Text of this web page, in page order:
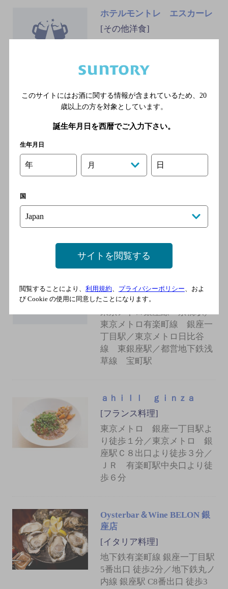
ホテルモントレ エスカーレ
[その他洋食]
丁目駅／東京メトロ日比谷
座線 京橋駅／東京メトロ日
比谷線 銀座駅
[イタリア料理]
地下鉄有楽町線 銀座一丁目駅
ＪＲ 有楽町駅 新橋口 徒歩8分
／地下鉄銀座線 京橋駅 2番出
ネルソンズバー
[グリル・洋食屋]
東京メトロ銀座線 銀座駅／
東京メトロ銀座線 京橋駅／
東京メトロ有楽町線 銀座一
丁目駅／東京メトロ日比谷
線 東銀座駅／都営地下鉄浅
草線 宝町駅
ａｈｉｌｌ ｇｉｎｚａ
[フランス料理]
東京メトロ 銀座一丁目駅よ
り徒歩１分／東京メトロ 銀
座駅Ｃ８出口より徒歩３分／
ＪＲ 有楽町駅中央口より徒
歩６分
Oysterbar＆Wine BELON 銀
座店
[イタリア料理]
地下鉄有楽町線 銀座一丁目駅
5番出口 徒歩2分／地下鉄丸ノ
内線 銀座駅 C8番出口 徒歩3
このサイトにはお酒に関する情報が含まれているため、 20
歳以上の方を対象としています。
誕生年月日を西暦でご入力下さい。
生年月日
年 月 日
国
サイトを閲覧する
閲覧することにより、 利用規約 プライバシーポリシー 、およ
び Cookie の使用に同意したことになります。